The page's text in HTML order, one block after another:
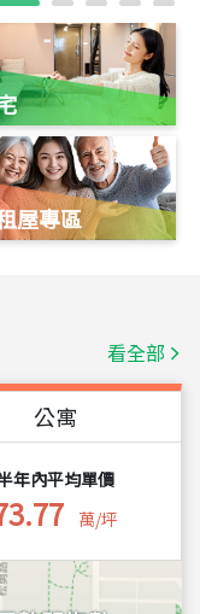
屋專區
看全部
公寓
年內平均單價
萬/坪